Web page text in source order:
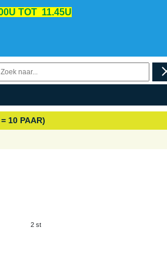
TOT 11.45U
10 PAAR)
2 st